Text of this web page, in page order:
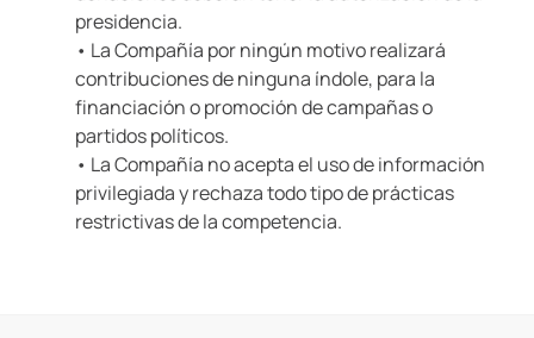
presidencia.
• La Compañía por ningún motivo realizará
contribuciones de ninguna índole, para la
financiación o promoción de campañas o
partidos políticos.
• La Compañía no acepta el uso de información
privilegiada y rechaza todo tipo de prácticas
restrictivas de la competencia.